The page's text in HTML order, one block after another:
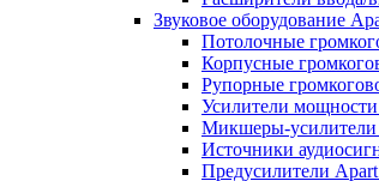
Звуковое оборудование
Потолочные
Корпусные
Рупорные
Усилители
Микшеры-усилители
Источники
Предусилители